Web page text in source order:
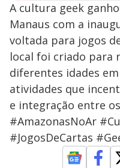
A cultura geek
Manaus com a
voltada para jogos
local foi criado para
diferentes idades
atividades que
e integração entre
#AmazonasNoAr
#JogosDeCartas